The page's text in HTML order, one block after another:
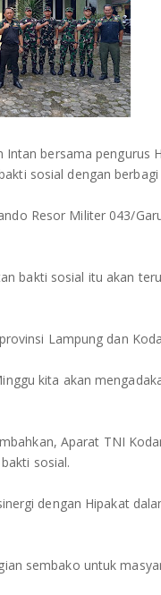
bersama pengurus
sosial dengan
Resor Militer 043/
bakti sosial itu akan
Lampung dan
kita akan
Aparat TNI
sosial.
dengan Hipakat
sembako untuk